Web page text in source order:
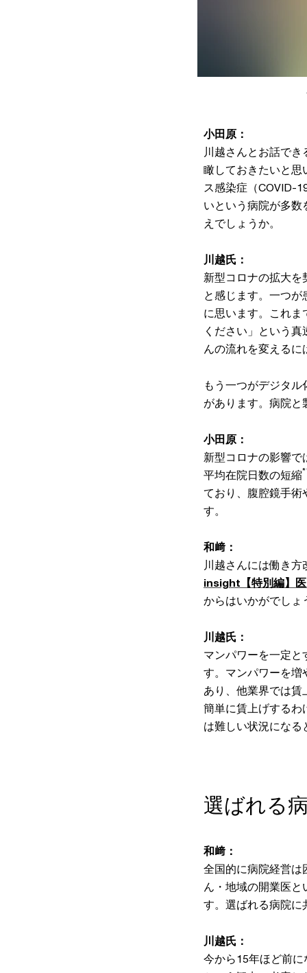
小田原：
川越さんとお話で
瞰しておきたいと思
ス感染症（COVID-
いという病院が多数
えでしょうか。
川越氏：
新型コロナの拡大
と感じます。一つ
に思います。これま
ください」という
んの流れを変える
もう一つがデジタ
があります。病院と
小田原：
新型コロナの影響で
平均在院日数の短縮
ており、腹腔鏡手術
す。
和﨑：
川越さんには働き
insight【特別編】
からはいかがでしょ
川越氏：
マンパワーを一定と
す。マンパワーを増
あり、他業界では賃
簡単に賃上げするわ
は難しい状況になる
選ばれる
和﨑：
全国的に病院経営は
ん・地域の開業医
す。選ばれる病院に
川越氏：
今から15年ほど前